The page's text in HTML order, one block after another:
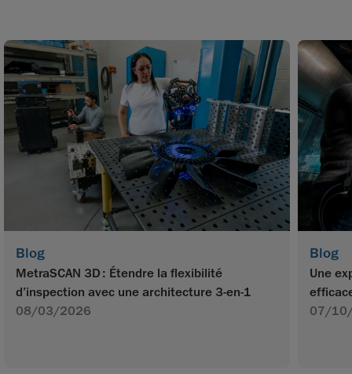
Blog
MetraSCAN 3D : Étendre la flexibilité
d’inspection avec une architecture 3-en-1
08/03/2026
Blog
Une
07/